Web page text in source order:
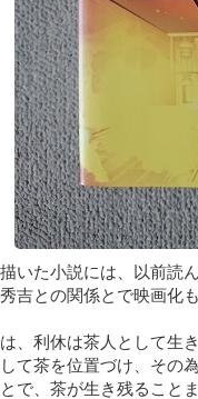
いた小説には、以前読
吉との関係とで映画化も
、利休は茶人として生
て茶を位置づけ、その
で、茶が生き残ること